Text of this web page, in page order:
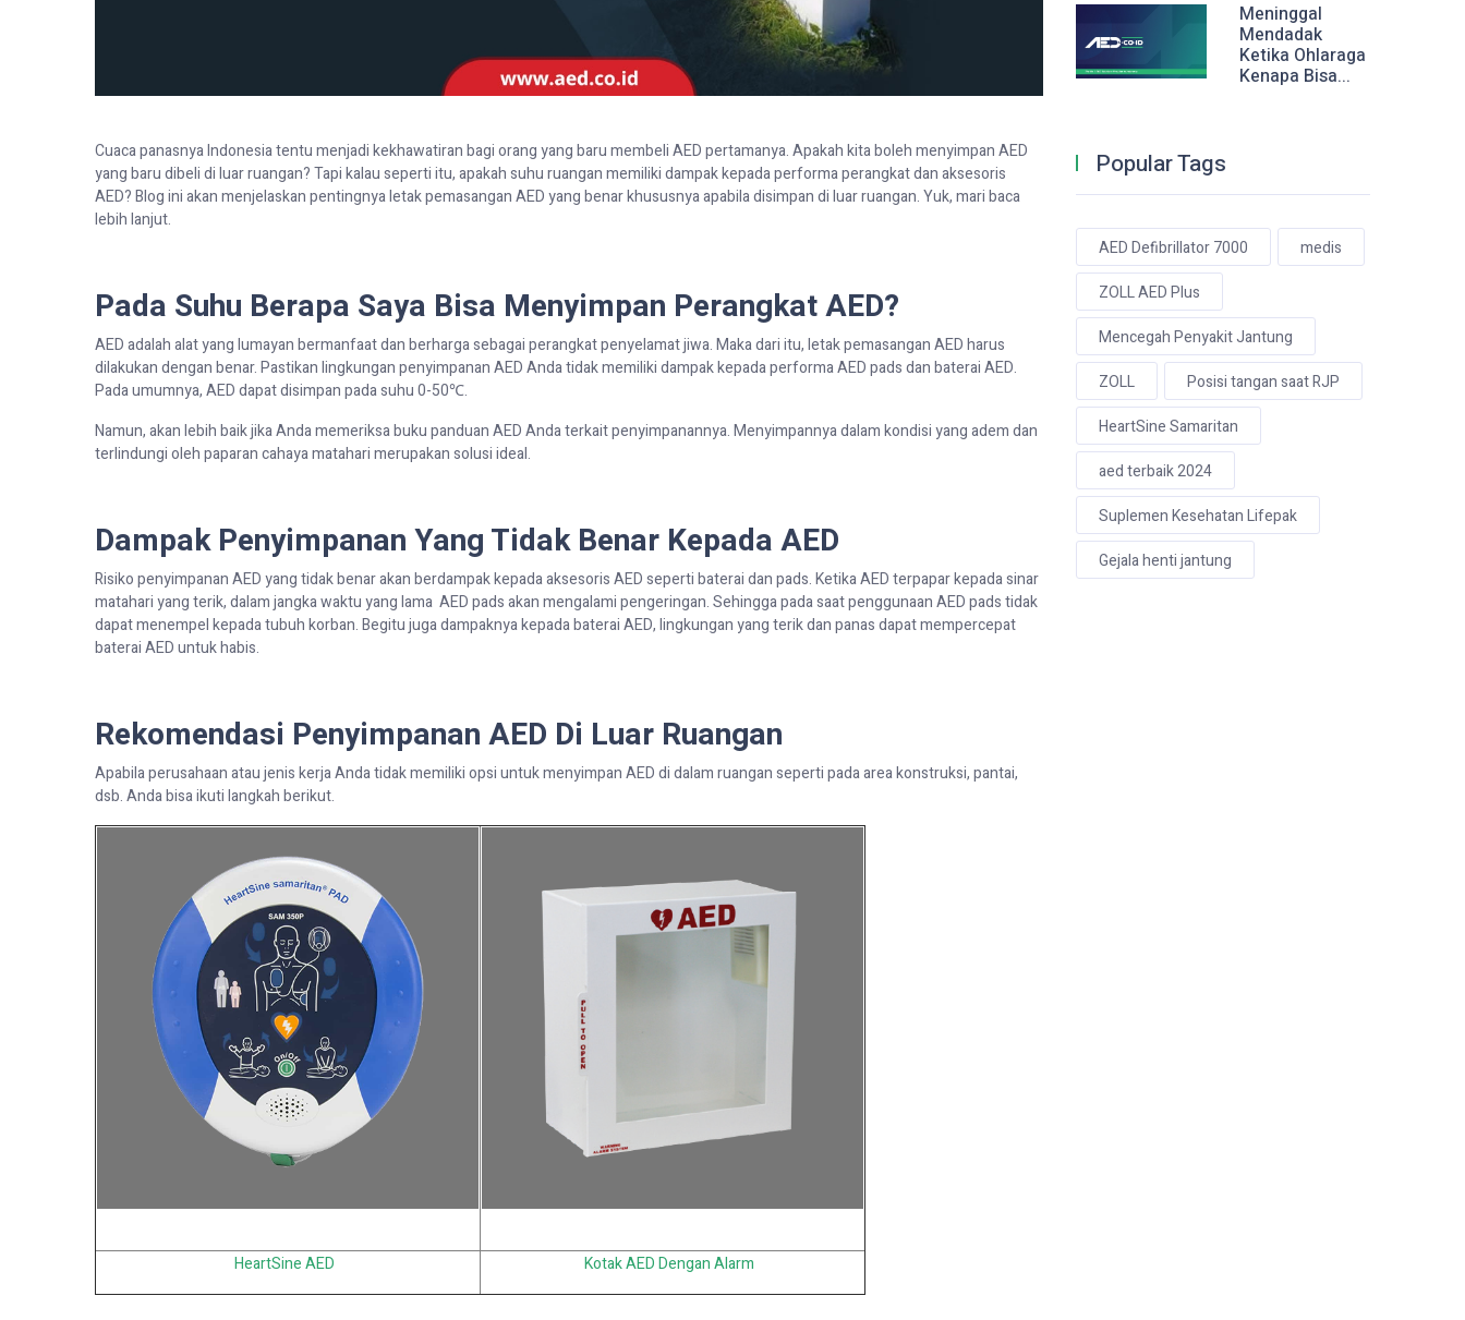
Cuaca panasnya Indonesia tentu menjadi kekhawatiran bagiorang yang baru membeli AED pertamanya. Apakah kita boleh menyimpan AED
yang baru dibeli diluar ruangan? Tapi kalau seperti itu, apakah suhu ruangan memiliki dampak kepada performaperangkat dan aksesoris
AED?Blogini akan menjelaskan pentingnya letak pemasangan AED yang benar khususnya apabila disimpan di luar ruangan. Yuk, mari baca
lebih lanjut.
Pada Suhu Berapa Saya Bisa Menyimpan PerangkatAED?
AED adalah alat yang lumayan bermanfaat dan berharga sebagai perangkat penyelamat jiwa. Maka dari itu, letak pemasangan AED harus
dilakukan dengan benar. Pastikan lingkungan penyimpanan AED Anda tidak memiliki dampak kepada performa AEDpadsdan baterai AED.
Pada umumnya, AED dapat disimpan pada suhu 0-50℃.
Namun, akan lebih baik jika Anda memeriksa buku panduan AED Anda terkait penyimpanannya.Menyimpannya dalam kondisi yang adem dan
terlindungi oleh paparan cahaya matahari merupakan solusi ideal.
Dampak Penyimpanan Yang Tidak Benar KepadaAED
Risiko penyimpanan AED yang tidak benar akan berdampak kepadaaksesoris AED seperti baterai danpads. Ketika AED terpapar kepada sinar
matahari yang terik,dalam jangka waktu yang lama AEDpadsakanmengalami pengeringan.Sehinggapada saat penggunaan AEDpadstidak
dapat menempelkepadatubuhkorban. Begitu juga dampaknya kepada baterai AED, lingkungan yang terik dan panas dapat mempercepat
baterai AED untuk habis.
Rekomendasi Penyimpanan AED Di Luar Ruangan
Apabila perusahaan atau jenis kerja Anda tidak memiliki opsi untuk menyimpan AED di dalam ruangan seperti pada area konstruksi, pantai,
dsb. Anda bisa ikuti langkah berikut.
HeartSineAED Kotak AED Dengan Alarm
Meninggal
Mendadak
Ketika Ohlaraga
Kenapa Bisa...
Popular Tags
AED Defibrillator 7000
medis
ZOLL AED Plus
Mencegah Penyakit Jantung
ZOLL
Posisi tangan saat RJP
HeartSine Samaritan
aed terbaik 2024
Suplemen Kesehatan Lifepak
Gejala henti jantung